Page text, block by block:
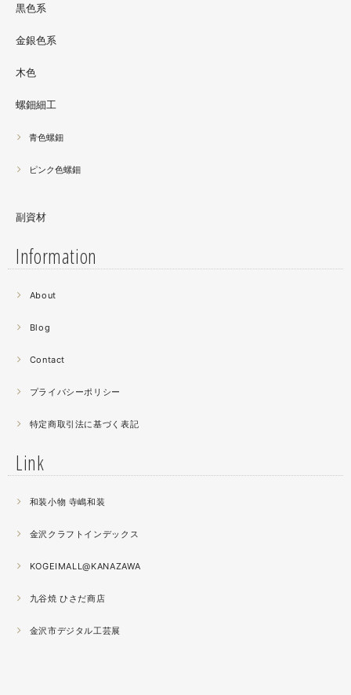
螺鈿細工の工程。青みの強い鮑貝を使ってステンドグラス
曲面に螺鈿するためには貝も小さなカケラを使う必要が...
昔作った２０００ピースのジグソーパズルを思い出す。ひ
薔薇のブローチ木地制作中。
薄く作らねば。。。パキッとやってしまったときの悲しさ
秋の催事シーズンに向けてまた木地を作り始めました。
2021.04
いの桜が満開になりました。
黒色系
金銀色系
木色
螺鈿細工
青色螺鈿
ピンク色螺鈿
副資材
Information
About
Blog
Contact
プライバシーポリシー
特定商取引法に基づく表記
Link
和装小物 寺嶋和装
金沢クラフトインデックス
KOGEIMALL@KANAZAWA
九谷焼 ひさだ商店
金沢市デジタル工芸展